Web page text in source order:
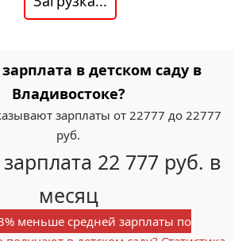
в детском саду в
Владивостоке?
зарплаты от 22777 до 22777
руб.
22 777 руб. в
месяц
меньше средней зарплаты по